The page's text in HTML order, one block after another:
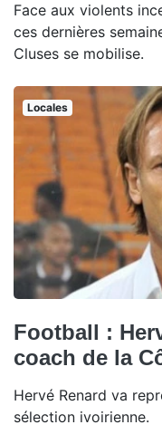
Face aux violents
ces dernières
Cluses se mobilise.
Locales
Football :
coach de la
Hervé Renard va
sélection ivoirienne.